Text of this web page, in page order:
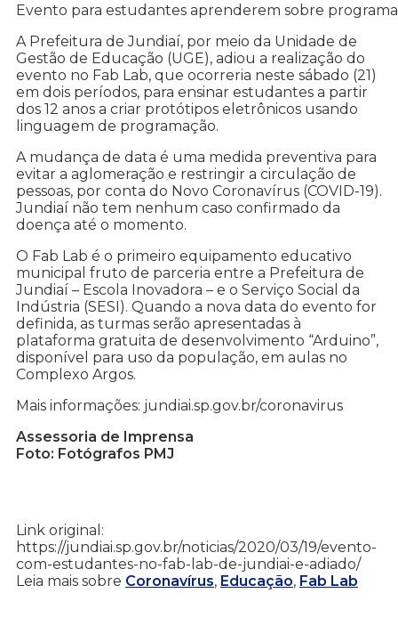
Evento para estudantes aprenderem sobre
A Prefeitura de Jundiaí, por meio da Unidade de
Gestão de Educação (UGE), adiou a realização do
evento no Fab Lab, que ocorreria neste sábado (21)
em dois períodos, para ensinar estudantes a partir
dos 12 anos a criar protótipos eletrônicos usando
linguagem de programação.
A mudança de data é uma medida preventiva para
evitar a aglomeração e restringir a circulação de
pessoas, por conta do Novo Coronavírus (COVID-19).
Jundiaí não tem nenhum caso confirmado da
doença até o momento.
O Fab Lab é o primeiro equipamento educativo
municipal fruto de parceria entre a Prefeitura de
Jundiaí – Escola Inovadora – e o Serviço Social da
Indústria (SESI). Quando a nova data do evento for
definida, as turmas serão apresentadas à
plataforma gratuita de desenvolvimento “Arduino”,
disponível para uso da população, em aulas no
Complexo Argos.
Mais informações: jundiai.sp.gov.br/coronavirus
Assessoria de Imprensa
Foto: Fotógrafos PMJ
Link original:
https://jundiai.sp.gov.br/noticias/2020/03/19/evento-
com-estudantes-no-fab-lab-de-jundiai-e-adiado/
Leia mais sobre Coronavírus, Educação, Fab Lab